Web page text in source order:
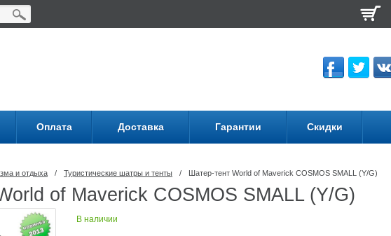
Оплата Доставка Гарантии Скидки
и отдыха / Туристические шатры и тенты / Шатер-тент World of Maverick COSMOS SMALL (Y/G)
of Maverick COSMOS SMALL (Y/G)
В наличии